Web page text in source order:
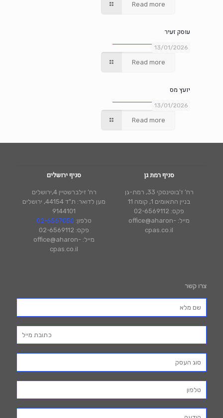
Read more
13/01/2026
עוסק זעיר
Read more
13/01/2026
יועץ מס
Read more
סניף רמת גן
רח’ ז'בוטינסקי 33, רמת-גן
בניין התאומים 1, קומה 11
פקס: 02-6569112
מייל: office@aharon-
cpas.co.il
סניף ירושלים
רח’ זילברשטיין 4,ירושלים
מען לדואר: ת"ד 44154, ירושלים
9144101
טלפון: 02-6567050
פקס: 02-6569112
מייל: office@aharon-
cpas.co.il
צרו קשר